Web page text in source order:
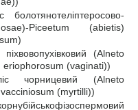
болотянотеліптеросово-
Piceetum (abietis)
(Alneto
(vaginati))
ліс чорницевий (Alneto
(myrtilli))